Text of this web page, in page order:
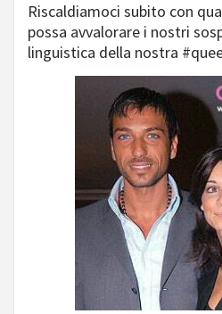
Riscaldiamoci subito con
possa avvalorare i nostri
linguistica della nostra